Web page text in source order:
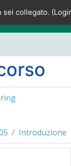
sei collegato. (
Introduzione